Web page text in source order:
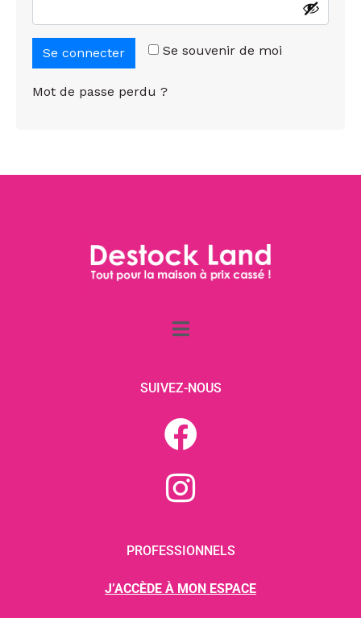
Se souvenir de moi
Se connecter
Mot de passe perdu ?
SUIVEZ-NOUS
PROFESSIONNELS
J’ACCÈDE À MON ESPACE